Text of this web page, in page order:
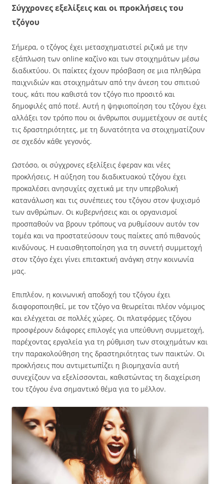
Σύγχρονες εξελίξεις και οι προκλήσεις του
τζόγου
Σήμερα, ο τζόγος έχει μετασχηματιστεί ριζικά με την
εξάπλωση των online καζίνο και των στοιχημάτων μέσω
διαδικτύου. Οι παίκτες έχουν πρόσβαση σε μια πληθώρα
παιχνιδιών και στοιχημάτων από την άνεση του σπιτιού
τους, κάτι που καθιστά τον τζόγο πιο προσιτό και
δημοφιλές από ποτέ. Αυτή η ψηφιοποίηση του τζόγου έχει
αλλάξει τον τρόπο που οι άνθρωποι συμμετέχουν σε αυτές
τις δραστηριότητες, με τη δυνατότητα να στοιχηματίζουν
σε σχεδόν κάθε γεγονός.
Ωστόσο, οι σύγχρονες εξελίξεις έφεραν και νέες
προκλήσεις. Η αύξηση του διαδικτυακού τζόγου έχει
προκαλέσει ανησυχίες σχετικά με την υπερβολική
κατανάλωση και τις συνέπειες του τζόγου στον ψυχισμό
των ανθρώπων. Οι κυβερνήσεις και οι οργανισμοί
προσπαθούν να βρουν τρόπους να ρυθμίσουν αυτόν τον
τομέα και να προστατεύσουν τους παίκτες από πιθανούς
κινδύνους. Η ευαισθητοποίηση για τη συνετή συμμετοχή
στον τζόγο έχει γίνει επιτακτική ανάγκη στην κοινωνία
μας.
Επιπλέον, η κοινωνική αποδοχή του τζόγου έχει
διαφοροποιηθεί, με τον τζόγο να θεωρείται πλέον νόμιμος
και ελέγχεται σε πολλές χώρες. Οι πλατφόρμες τζόγου
προσφέρουν διάφορες επιλογές για υπεύθυνη συμμετοχή,
παρέχοντας εργαλεία για τη ρύθμιση των στοιχημάτων και
την παρακολούθηση της δραστηριότητας των παικτών. Οι
προκλήσεις που αντιμετωπίζει η βιομηχανία αυτή
συνεχίζουν να εξελίσσονται, καθιστώντας τη διαχείριση
του τζόγου ένα σημαντικό θέμα για το μέλλον.